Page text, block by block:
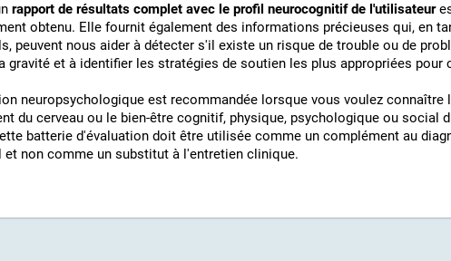
rapport de résultats complet avec le profil neurocognitif de l'utilisateur
obtenu. Elle fournit également des informations précieuses qui, en
peuvent nous aider à détecter s'il existe un risque de trouble ou de
gravité et à identifier les stratégies de soutien les plus appropriées pour
neuropsychologique est recommandée lorsque vous voulez connaître
du cerveau ou le bien-être cognitif, physique, psychologique ou social
batterie d'évaluation doit être utilisée comme un complément au
et non comme un substitut à l'entretien clinique.